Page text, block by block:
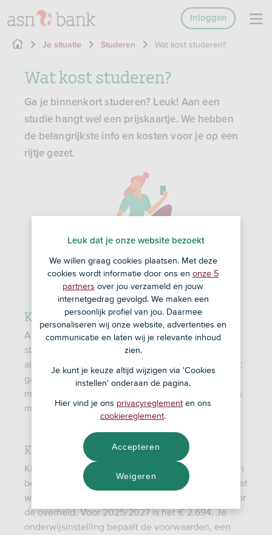
Inloggen
Je situatie Studeren Wat kost studeren?
Wat kost studeren?
Ga je binnenkort studeren? Leuk! Aan een
studie hangt wel een prijskaartje. We hebben
de belangrijkste info en kosten voor je op een
rijtje gezet.
Kosten van je studie
Als je studeert heb je meestal recht op
studiefinanciering van de overheid. Zo hoef je niet
alle kosten van je studie zelf te dragen. Maar let op:
ga je een mbo 3-opleiding of hoger volgen? Dan
moet je wel binnen 10 jaar je diploma halen, anders
moet je alles terugbetalen.
Kosten hbo-opleiding of universiteit
Kies je voor een universitaire of hbo-opleiding? Dan
betaal je wettelijk collegegeld of instellingsgeld. Het
wettelijk collegegeld wordt elk jaar vastgesteld door
de overheid. Voor 2025/2027 is het € 2.694. Je
onderwijsinstelling bepaalt de voorwaarden, een
Leuk dat je onze website bezoekt
We willen graag cookies plaatsen. Met deze
cookies wordt informatie door ons en onze 5
partners over jou verzameld en jouw
internetgedrag gevolgd. We maken een
persoonlijk profiel van jou. Daarmee
personaliseren wij onze website, advertenties en
communicatie en laten wij je relevante inhoud
zien.
Je kunt je keuze altijd wijzigen via 'Cookies
instellen' onderaan de pagina.
Hier vind je ons privacyreglement en ons
cookiereglement.
Weigeren
Accepteren